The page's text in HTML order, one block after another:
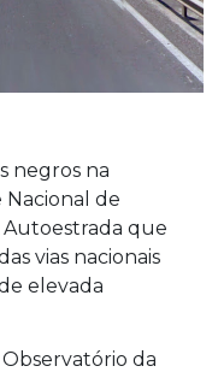
negros na
de
Autoestrada que
vias nacionais
elevada
da